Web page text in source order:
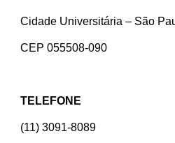
Cidade Universitária – São
CEP 055508-090
TELEFONE
(11) 3091-8089